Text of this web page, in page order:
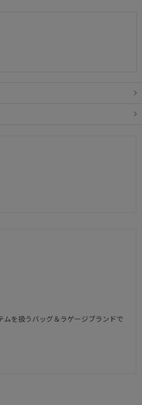
を扱うバッグ＆ラゲージブランドで